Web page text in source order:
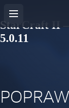
StarCraft II
5.0.11